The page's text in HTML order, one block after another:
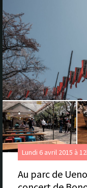
Lundi 6 avril 2015 à
Au parc de